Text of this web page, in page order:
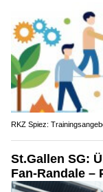
RKZ Spiez:
St.Gallen SG:
Fan-Randale –